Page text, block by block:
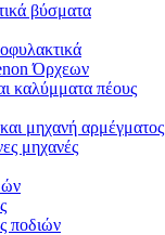
βύσματα
Όρχεων
καλύμματα πέους
μηχανή αρμέγματος
μηχανές
ποδιών